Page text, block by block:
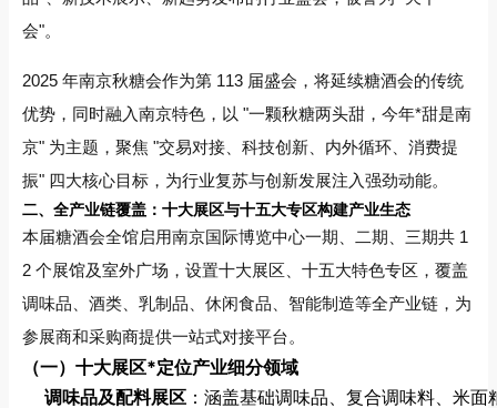
会"。
2025 年南京秋糖会作为第 113 届盛会，将延续糖酒会的传统
优势，同时融入南京特色，以 "一颗秋糖两头甜，今年*甜是南
京" 为主题，聚焦 "交易对接、科技创新、内外循环、消费提
振" 四大核心目标，为行业复苏与创新发展注入强劲动能。
二、全产业链覆盖：十大展区与十五大专区构建产业生态
本届糖酒会全馆启用南京国际博览中心一期、二期、三期共 1
2 个展馆及室外广场，设置十大展区、十五大特色专区，覆盖
调味品、酒类、乳制品、休闲食品、智能制造等全产业链，为
参展商和采购商提供一站式对接平台。
（一）十大展区*定位产业细分领域
调味品及配料展区 ：涵盖基础调味品、复合调味料、米